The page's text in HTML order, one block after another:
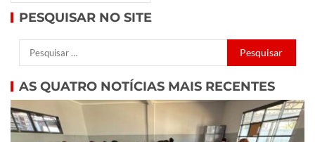
PESQUISAR NO SITE
AS QUATRO NOTÍCIAS MAIS RECENTES